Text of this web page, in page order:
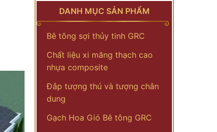
DANH MỤC SẢN PHẨM
Bê tông sợi thủy tinh GRC
Chất liệu xi măng thạch cao
nhựa composite
Đắp tượng thú và tượng chân
dung
Gạch Hoa Gió Bê tông GRC